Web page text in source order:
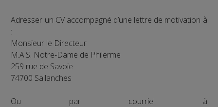
Adresser un CV accompagné d’une lettre de motivation à
:
Monsieur le Directeur
M.A.S. Notre-Dame de Philerme
259 rue de Savoie
74700 Sallanches
Ou par courriel à